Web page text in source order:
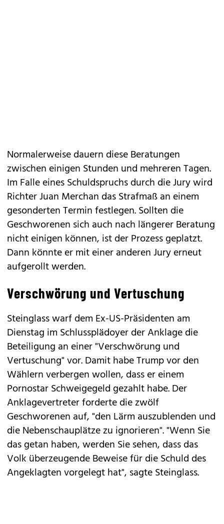
Normalerweise dauern diese Beratungen
zwischen einigen Stunden und mehreren Tagen.
Im Falle eines Schuldspruchs durch die Jury wird
Richter Juan Merchan das Strafmaß an einem
gesonderten Termin festlegen. Sollten die
Geschworenen sich auch nach längerer Beratung
nicht einigen können, ist der Prozess geplatzt.
Dann könnte er mit einer anderen Jury erneut
aufgerollt werden.
Verschwörung und Vertuschung
Steinglass warf dem Ex-US-Präsidenten am
Dienstag im Schlussplädoyer der Anklage die
Beteiligung an einer "Verschwörung und
Vertuschung" vor. Damit habe Trump vor den
Wählern verbergen wollen, dass er einem
Pornostar Schweigegeld gezahlt habe. Der
Anklagevertreter forderte die zwölf
Geschworenen auf, "den Lärm auszublenden und
die Nebenschauplätze zu ignorieren". "Wenn Sie
das getan haben, werden Sie sehen, dass das
Volk überzeugende Beweise für die Schuld des
Angeklagten vorgelegt hat", sagte Steinglass.